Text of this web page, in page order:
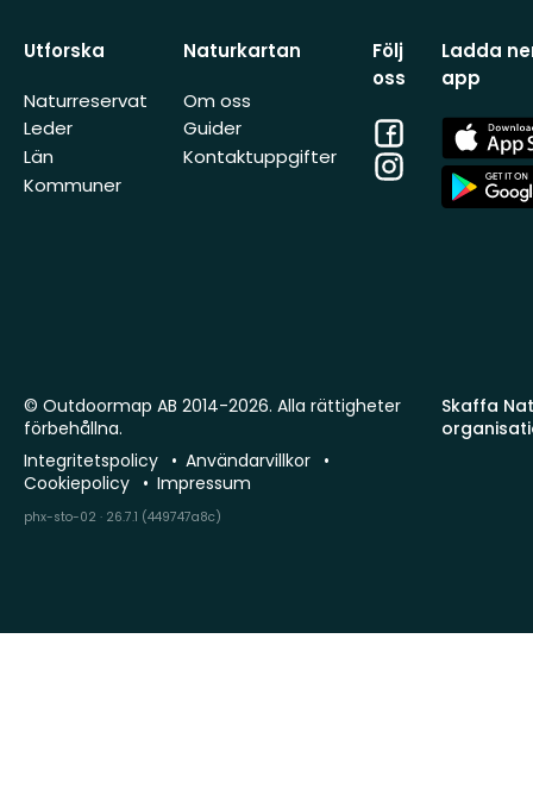
Utforska
Naturreservat
Leder
Län
Kommuner
Naturkartan
Om oss
Guider
Kontaktuppgifter
Följ
oss
Facebook
Instagram
Ladda
app
App
Store
App
Store
Skaffa
© Outdoormap AB 2014-2026. Alla rättigheter
förbehållna.
Integritetspolicy
Användarvillkor
Cookiepolicy
Impressum
phx-sto-02 · 26.7.1 (449747a8c)